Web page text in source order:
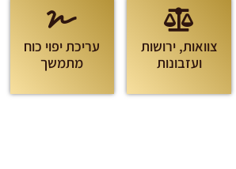
צוואות, ירושות
ועזבונות
עריכת יפוי כוח
מתמשך